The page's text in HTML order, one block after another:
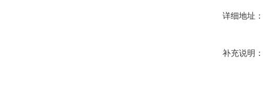
详细地址：
补充说明：